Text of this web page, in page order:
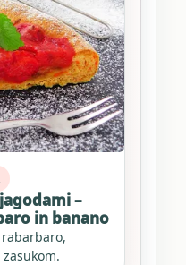
–
in banano